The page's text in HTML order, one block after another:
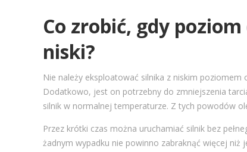
Co zrobić, gdy
niski?
Nie należy eksploatować silnika z niskim
Dodatkowo, jest on potrzebny do zmniejszenia
silnik w normalnej temperaturze. Z tych powodów
Przez krótki czas można uruchamiać silnik bez
żadnym wypadku nie powinno zabraknąć więcej niż